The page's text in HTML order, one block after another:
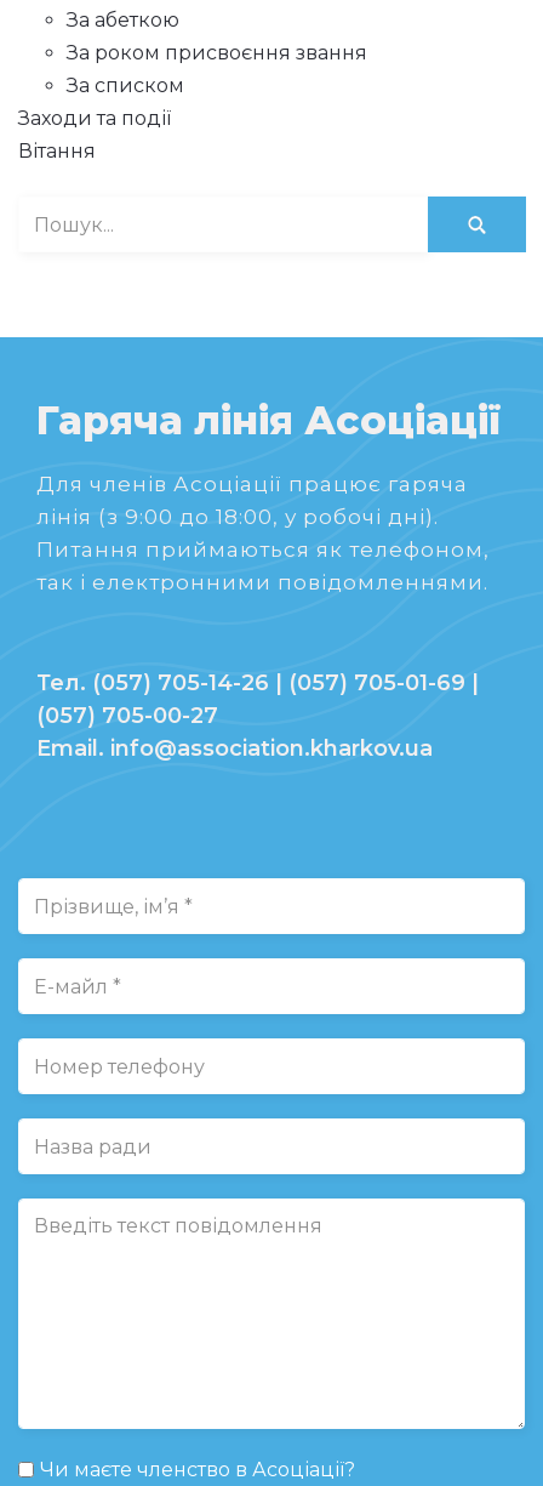
За абеткою
За роком присвоєння звання
За списком
Заходи та події
Вітання
Гаряча лінія Асоціації
Для членів Асоціації працює гаряча
лінія (з 9:00 до 18:00, у робочі дні).
Питання приймаються як телефоном,
так і електронними повідомленнями.
Тел. (057) 705-14-26 | (057) 705-01-69 |
(057) 705-00-27
Email. info@association.kharkov.ua
Чи маєте членство в Асоціації?